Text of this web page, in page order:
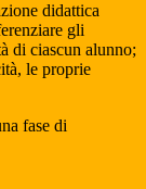
didattica
gli
di ciascun alunno;
le proprie
fase di